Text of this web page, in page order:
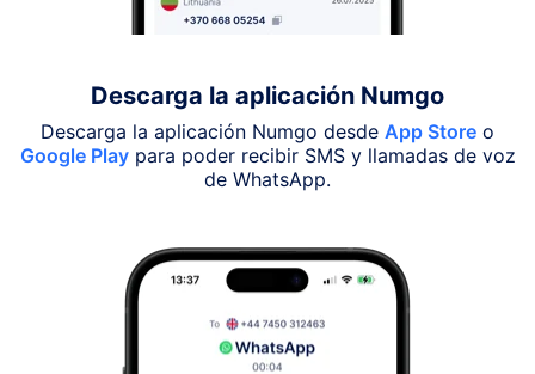
Descarga la aplicación Numgo
Descarga la aplicación Numgo desde App Store o
Google Playpara poder recibir SMS y llamadas de voz
de WhatsApp.